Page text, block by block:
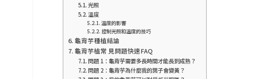
光照
溫度
溫度的影響
控制光照和溫度的技巧
龜背芋種植結論
龜背芋植常 見問題快速FAQ
問題 1：龜背芋需要多長時間才能長到成熟？
問題 2：龜背芋為什麼我的葉子會變黃？